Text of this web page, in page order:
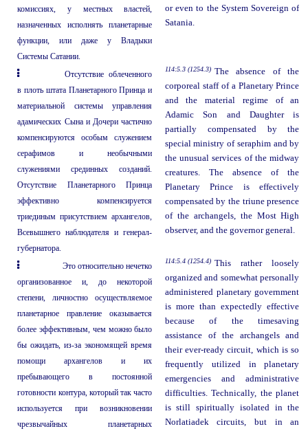
комиссиях, у местных властей,
назначенных исполнять планетарные
функции, или даже у Владыки
Системы Сатании.
or even to the System Sovereign of
Satania.
Отсутствие облеченного
в плоть штата Планетарного Принца и
материальной системы управления
адамических Сына и Дочери частично
компенсируются особым служением
серафимов и необычными
служениями срединных созданий.
Отсутствие Планетарного Принца
эффективно компенсируется
триединым присутствием архангелов,
Всевышнего наблюдателя и генерал-
губернатора.
114:5.3 (1254.3) The absence of the
corporeal staff of a Planetary Prince
and the material regime of an
Adamic Son and Daughter is
partially compensated by the
special ministry of seraphim and by
the unusual services of the midway
creatures. The absence of the
Planetary Prince is effectively
compensated by the triune presence
of the archangels, the Most High
observer, and the governor general.
Это относительно нечетко
организованное и, до некоторой
степени, личностно осуществляемое
планетарное правление оказывается
более эффективным, чем можно было
бы ожидать, из-за экономящей время
помощи архангелов и их
пребывающего в постоянной
готовности контура, который так часто
используется при возникновении
чрезвычайных планетарных
114:5.4 (1254.4) This rather loosely
organized and somewhat personally
administered planetary government
is more than expectedly effective
because of the timesaving
assistance of the archangels and
their ever-ready circuit, which is so
frequently utilized in planetary
emergencies and administrative
difficulties. Technically, the planet
is still spiritually isolated in the
Norlatiadek circuits, but in an